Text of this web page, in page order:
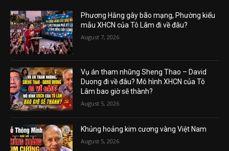
Phương Hằng gây bão mạng, Phường kiểu
mẫu XHCN của Tô Lâm đi về đâu?
August 7, 2026
Vụ án tham nhũng Sheng Thao – David
Duong đi về đâu? Mô hình XHCN của Tô
Lâm bao giờ sẽ thành?
August 5, 2026
Khủng hoảng kim cương vàng Việt Nam
August 5, 2026